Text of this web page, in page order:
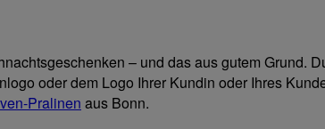
– und das aus gutem Grund.
oder dem Logo Ihrer Kundin oder Ihres
Pralinen aus Bonn.